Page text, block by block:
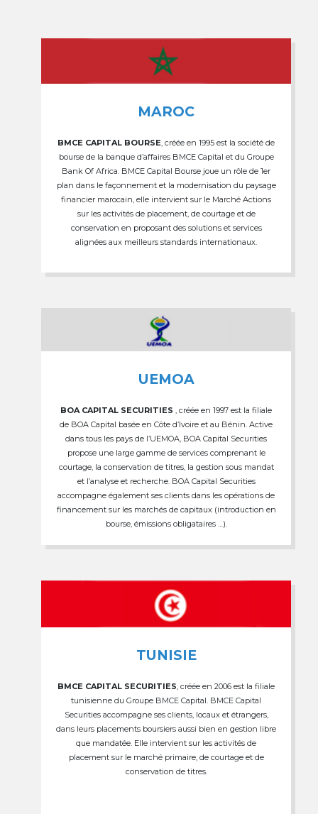
MAROC
BMCE CAPITAL BOURSE , créée en 1995 est la société de
bourse de la banque d’affaires BMCE Capital et du Groupe
Bank Of Africa. BMCE Capital Bourse joue un rôle de 1er
plan dans le façonnement et la modernisation du paysage
financier marocain, elle intervient sur le Marché Actions
sur les activités de placement, de courtage et de
conservation en proposant des solutions et services
alignées aux meilleurs standards internationaux.
UEMOA
BOA CAPITAL SECURITIES , créée en 1997 est la filiale
de BOA Capital basée en Côte d’Ivoire et au Bénin. Active
dans tous les pays de l’UEMOA, BOA Capital Securities
propose une large gamme de services comprenant le
courtage, la conservation de titres, la gestion sous mandat
et l’analyse et recherche. BOA Capital Securities
accompagne également ses clients dans les opérations de
financement sur les marchés de capitaux (introduction en
bourse, émissions obligataires …).
TUNISIE
BMCE CAPITAL SECURITIES , créée en 2006 est la filiale
tunisienne du Groupe BMCE Capital. BMCE Capital
Securities accompagne ses clients, locaux et étrangers,
dans leurs placements boursiers aussi bien en gestion libre
que mandatée. Elle intervient sur les activités de
placement sur le marché primaire, de courtage et de
conservation de titres.